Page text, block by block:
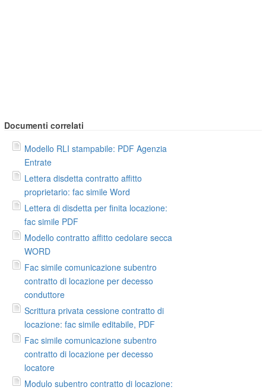
Documenti correlati
Modello RLI stampabile: PDF Agenzia
Entrate
Lettera disdetta contratto affitto
proprietario: fac simile Word
Lettera di disdetta per finita locazione:
fac simile PDF
Modello contratto affitto cedolare secca
WORD
Fac simile comunicazione subentro
contratto di locazione per decesso
conduttore
Scrittura privata cessione contratto di
locazione: fac simile editabile, PDF
Fac simile comunicazione subentro
contratto di locazione per decesso
locatore
Modulo subentro contratto di locazione: